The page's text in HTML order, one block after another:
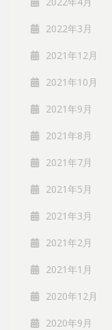
2022年3月
2021年12月
2021年10月
2021年9月
2021年8月
2021年7月
2021年5月
2021年3月
2021年2月
2021年1月
2020年12月
2020年9月